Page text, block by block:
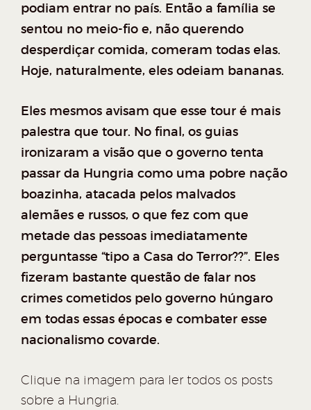
podiam entrar no país. Então a família se
sentou no meio-fio e, não querendo
desperdiçar comida, comeram todas elas.
Hoje, naturalmente, eles odeiam bananas.
Eles mesmos avisam que esse tour é mais
palestra que tour. No final, os guias
ironizaram a visão que o governo tenta
passar da Hungria como uma pobre nação
boazinha, atacada pelos malvados
alemães e russos, o que fez com que
metade das pessoas imediatamente
perguntasse “tipo a Casa do Terror??”. Eles
fizeram bastante questão de falar nos
crimes cometidos pelo governo húngaro
em todas essas épocas e combater esse
nacionalismo covarde.
Clique na imagem para ler todos os posts
sobre a Hungria.